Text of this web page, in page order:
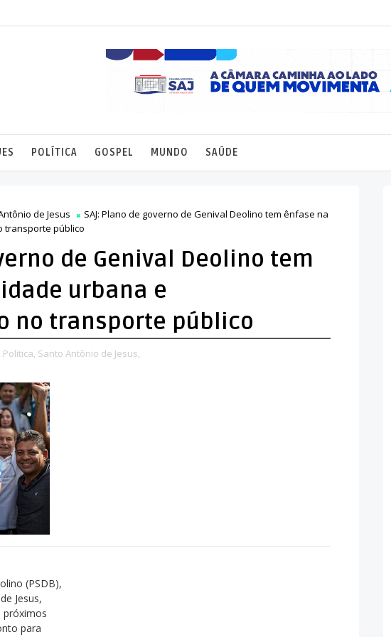
POLÍTICA GOSPEL MUNDO SAÚDE
de Jesus
SAJ: Plano de governo de Genival Deolino tem ênfase na
transporte público
de Genival Deolino tem
urbana e
no transporte público
Politica, Santo Antônio de Jesus,
(PSDB),
Jesus,
próximos
para